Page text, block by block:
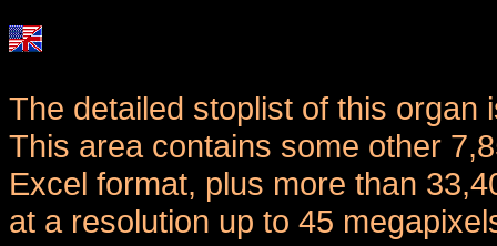
The detailed stoplist of this
This area contains some other
Excel format, plus more than
at a resolution up to 45